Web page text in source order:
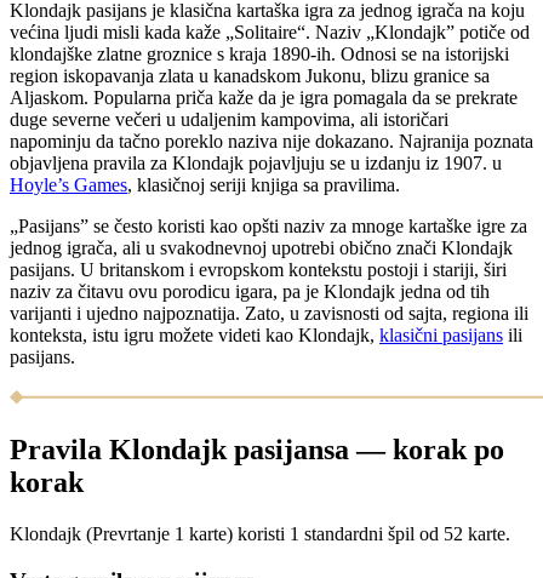
Klondajk pasijans je klasična kartaška igra za jednog igrača na koju
većina ljudi misli kada kaže „Solitaire“. Naziv „Klondajk” potiče od
klondajške zlatne groznice s kraja 1890-ih. Odnosi se na istorijski
region iskopavanja zlata u kanadskom Jukonu, blizu granice sa
Aljaskom. Popularna priča kaže da je igra pomagala da se prekrate
duge severne večeri u udaljenim kampovima, ali istoričari
napominju da tačno poreklo naziva nije dokazano. Najranija poznata
objavljena pravila za Klondajk pojavljuju se u izdanju iz 1907. u
Hoyle’s Games, klasičnoj seriji knjiga sa pravilima.
„Pasijans” se često koristi kao opšti naziv za mnoge kartaške igre za
jednog igrača, ali u svakodnevnoj upotrebi obično znači Klondajk
pasijans. U britanskom i evropskom kontekstu postoji i stariji, širi
naziv za čitavu ovu porodicu igara, pa je Klondajk jedna od tih
varijanti i ujedno najpoznatija. Zato, u zavisnosti od sajta, regiona ili
konteksta, istu igru možete videti kao Klondajk, klasični pasijans ili
pasijans.
Pravila Klondajk pasijansa — korak po
korak
Klondajk (Prevrtanje 1 karte) koristi 1 standardni špil od 52 karte.